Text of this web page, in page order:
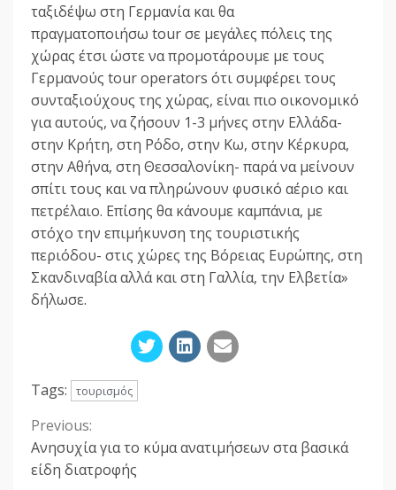
ταξιδέψω στη Γερμανία και θα
πραγματοποιήσω tour σε μεγάλες πόλεις της
χώρας έτσι ώστε να προμοτάρουμε με τους
Γερμανούς tour operators ότι συμφέρει τους
συνταξιούχους της χώρας, είναι πιο οικονομικό
για αυτούς, να ζήσουν 1-3 μήνες στην Ελλάδα-
στην Κρήτη, στη Ρόδο, στην Κω, στην Κέρκυρα,
στην Αθήνα, στη Θεσσαλονίκη- παρά να μείνουν
σπίτι τους και να πληρώνουν φυσικό αέριο και
πετρέλαιο. Επίσης θα κάνουμε καμπάνια, με
στόχο την επιμήκυνση της τουριστικής
περιόδου- στις χώρες της Βόρειας Ευρώπης, στη
Σκανδιναβία αλλά και στη Γαλλία, την Ελβετία»
δήλωσε.
Tags: τουρισμός
Continue
Reading
Previous:
Ανησυχία για το κύμα ανατιμήσεων στα βασικά
είδη διατροφής